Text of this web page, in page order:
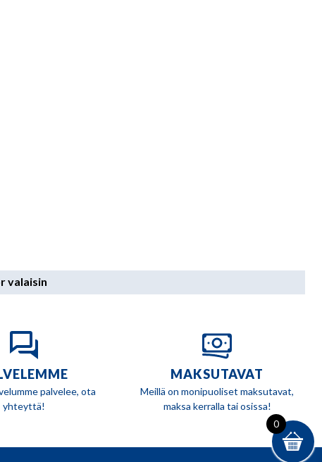
valaisin
palvelee, ota
yhteyttä!
MAKSUTAVAT
Meillä on monipuoliset maksutavat,
maksa kerralla tai osissa!
0